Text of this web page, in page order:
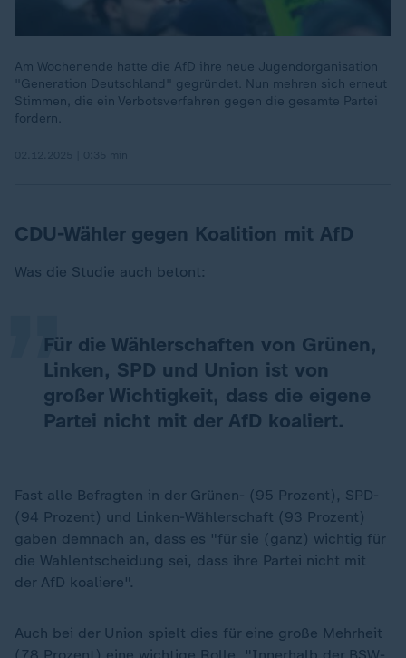
Am Wochenende hatte die AfD ihre neue Jugendorganisation
"Generation Deutschland" gegründet. Nun mehren sich erneut
Stimmen, die ein Verbotsverfahren gegen die gesamte Partei
fordern.
CDU-Wähler gegen Koalition mit AfD
Was die Studie auch betont:
Für die Wählerschaften von Grünen,
Linken, SPD und Union ist von
großer Wichtigkeit, dass die eigene
Partei nicht mit der AfD koaliert.
„
Fast alle Befragten in der Grünen- (95 Prozent), SPD-
(94 Prozent) und Linken-Wählerschaft (93 Prozent)
gaben demnach an, dass es "für sie (ganz) wichtig für
die Wahlentscheidung sei, dass ihre Partei nicht mit
der AfD koaliere".
Auch bei der Union spielt dies für eine große Mehrheit